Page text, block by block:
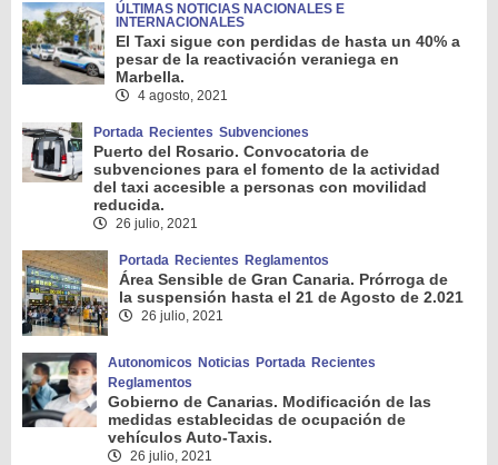
ÚLTIMAS NOTICIAS NACIONALES E
INTERNACIONALES
El Taxi sigue con perdidas de hasta un 40% a
pesar de la reactivación veraniega en
Marbella.
4 agosto, 2021
Portada Recientes Subvenciones
Puerto del Rosario. Convocatoria de
subvenciones para el fomento de la actividad
del taxi accesible a personas con movilidad
reducida.
26 julio, 2021
Portada Recientes Reglamentos
Área Sensible de Gran Canaria. Prórroga de
la suspensión hasta el 21 de Agosto de 2.021
26 julio, 2021
Autonomicos Noticias Portada Recientes
Reglamentos
Gobierno de Canarias. Modificación de las
medidas establecidas de ocupación de
vehículos Auto-Taxis.
26 julio, 2021